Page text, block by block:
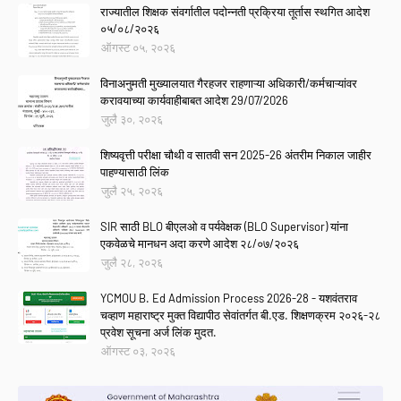
राज्यातील शिक्षक संवर्गातील पदोन्नती प्रक्रिया तूर्तास स्थगित आदेश
०५/०८/२०२६
ऑगस्ट ०५, २०२६
विनाअनुमती मुख्यालयात गैरहजर राहणाऱ्या अधिकारी/कर्मचाऱ्यांवर
करावयाच्या कार्यवाहीबाबत आदेश 29/07/2026
जुलै ३०, २०२६
शिष्यवृत्ती परीक्षा चौथी व सातवी सन 2025-26 अंतरीम निकाल जाहीर
पाहण्यासाठी लिंक
जुलै २५, २०२६
SIR साठी BLO बीएलओ व पर्यवेक्षक (BLO Supervisor) यांना
एकवेळचे मानधन अदा करणे आदेश २८/०७/२०२६
जुलै २८, २०२६
YCMOU B. Ed Admission Process 2026-28 - यशवंतराव
चव्हाण महाराष्ट्र मुक्त विद्यापीठ सेवांतर्गत बी.एड. शिक्षणक्रम २०२६-२८
प्रवेश सूचना अर्ज लिंक मुदत.
ऑगस्ट ०३, २०२६